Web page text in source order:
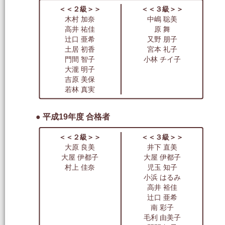
＜＜２級＞＞
＜＜３級＞＞
木村 加奈
中嶋 聡美
高井 祐佳
原 舞
辻口 亜希
又野 朋子
土居 初香
宮本 礼子
門間 智子
小林 チイ子
大瀧 明子
吉原 美保
若林 真実
● 平成19年度 合格者
＜＜２級＞＞
＜＜３級＞＞
大原 良美
井下 直美
大屋 伊都子
大屋 伊都子
村上 佳奈
児玉 知子
小浜 はるみ
高井 裕佳
辻口 亜希
南 彩子
毛利 由美子